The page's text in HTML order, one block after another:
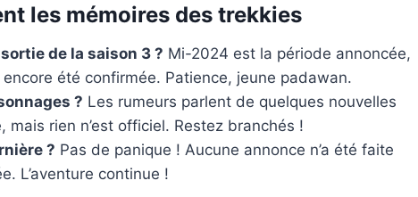
les mémoires des trekkies
de la saison 3 ? Mi-2024 est la période annoncée,
encore été confirmée. Patience, jeune padawan.
? Les rumeurs parlent de quelques nouvelles
mais rien n’est officiel. Restez branchés !
? Pas de panique ! Aucune annonce n’a été faite
L’aventure continue !